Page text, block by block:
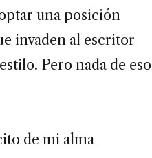
una posición
invaden al escritor
Pero nada de eso
de mi alma